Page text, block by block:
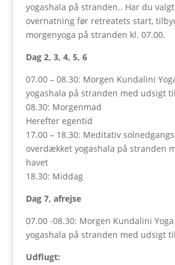
yogashala på stranden.. Har du
overnatning før retreatets start,
morgenyoga på stranden kl. 07.00.
Dag 2, 3, 4, 5, 6
07.00 – 08.30: Morgen Kundalini
yogashala på stranden med udsigt
08.30: Morgenmad
Herefter egentid
17.00 – 18.30: Meditativ
overdækket yogashala på stranden
havet
18.30: Middag
Dag 7, afrejse
07.00 -08.30: Morgen Kundalini
yogashala på stranden med udsigt
Udflugt: